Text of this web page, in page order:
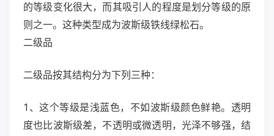
的等级变化很大，而其吸引人的程度是划分等级的原
则之一。这种类型成为波斯级铁线绿松石。
二级品
二级品按其结构分为下列三种：
1、这个等级是浅蓝色，不如波斯级颜色鲜艳。透明
度也比波斯级差，不透明或微透明，光泽不够强，结